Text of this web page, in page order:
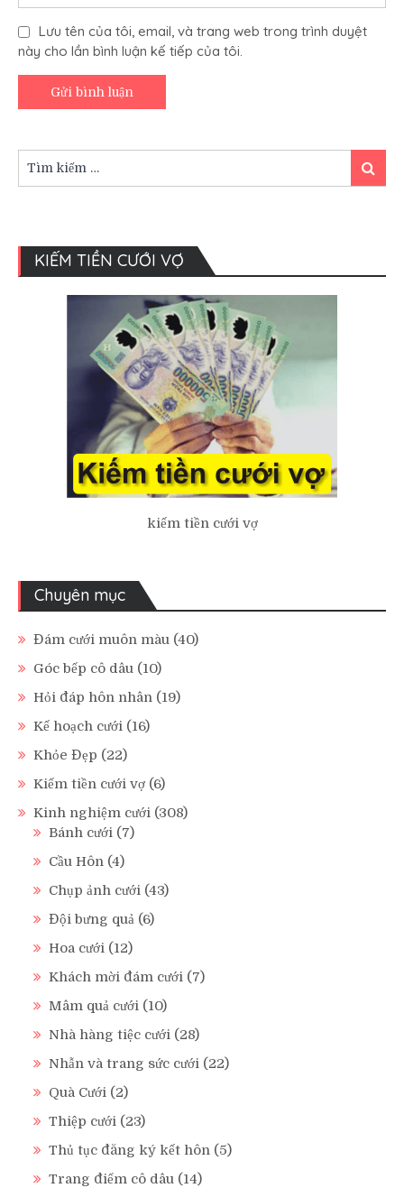
Lưu tên của tôi, email, và trang web trong trình duyệt
này cho lần bình luận kế tiếp của tôi.
kiếm:
Tìm
kiếm
KIẾM TIỀN CƯỚI VỢ
kiếm tiền cưới vợ
Chuyên mục
Đám cưới muôn màu (40)
Góc bếp cô dâu (10)
Hỏi đáp hôn nhân (19)
Kế hoạch cưới (16)
Khỏe Đẹp (22)
Kiếm tiền cưới vợ (6)
Kinh nghiệm cưới (308)
Bánh cưới (7)
Cầu Hôn (4)
Chụp ảnh cưới (43)
Đội bưng quả (6)
Hoa cưới (12)
Khách mời đám cưới (7)
Mâm quả cưới (10)
Nhà hàng tiệc cưới (28)
Nhẫn và trang sức cưới (22)
Quà Cưới (2)
Thiệp cưới (23)
Thủ tục đăng ký kết hôn (5)
Trang điểm cô dâu (14)